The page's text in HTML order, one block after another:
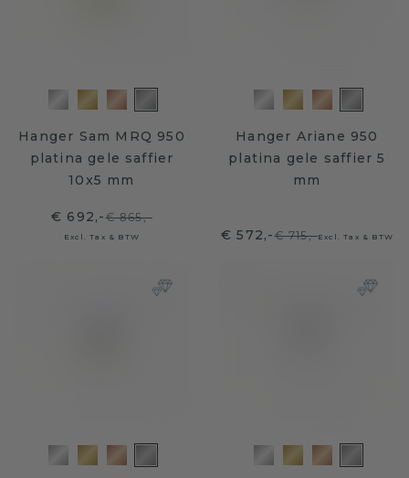
Hanger Sam MRQ 950
platina gele saffier
10x5 mm
€ 692,-€ 865,-
Excl. Tax & BTW
Hanger Ariane 950
platina gele saffier 5
mm
€ 572,-€ 715,-Excl. Tax & BTW